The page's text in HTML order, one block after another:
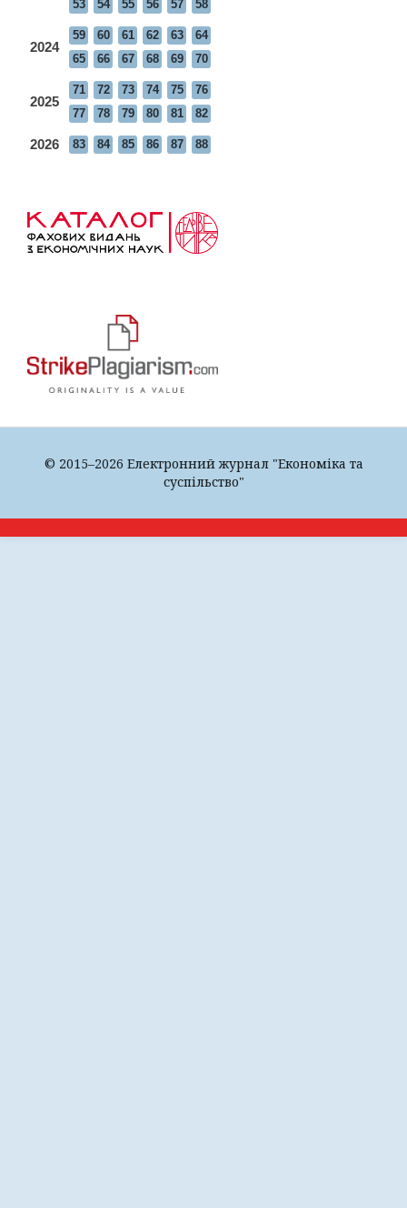
53
54 55 56 57 58
2024
59 60 61 62 63
64
65
66 67 68 69 70
2025
71 72 73 74 75
76
77
78 79 80 81 82
2026 83 84 85 86 87 88
© 2015–2026 Електронний журнал "Економіка та
суспільство"